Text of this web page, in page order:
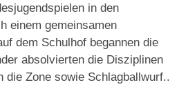
in den
einem gemeinsamen
dem Schulhof begannen die
absolvierten die Disziplinen
die Zone sowie Schlagballwurf..